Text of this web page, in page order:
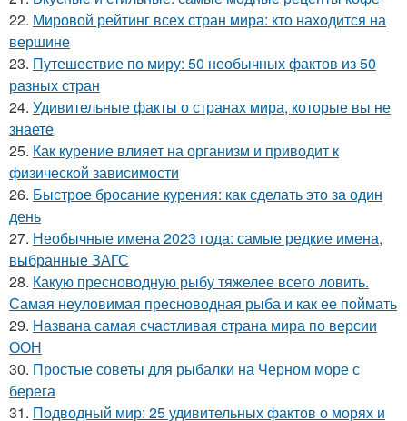
22. Мировой рейтинг всех стран мира: кто находится на
вершине
23. Путешествие по миру: 50 необычных фактов из 50
разных стран
24. Удивительные факты о странах мира, которые вы не
знаете
25. Как курение влияет на организм и приводит к
физической зависимости
26. Быстрое бросание курения: как сделать это за один
день
27. Необычные имена 2023 года: самые редкие имена,
выбранные ЗАГС
28. Какую пресноводную рыбу тяжелее всего ловить.
Самая неуловимая пресноводная рыба и как ее поймать
29. Названа самая счастливая страна мира по версии
ООН
30. Простые советы для рыбалки на Черном море с
берега
31. Подводный мир: 25 удивительных фактов о морях и